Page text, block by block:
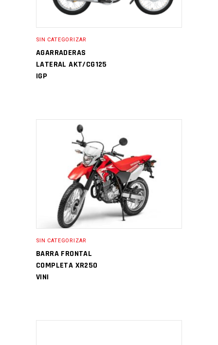
SIN CATEGORIZAR
AGARRADERAS
LATERAL AKT/CG125
IGP
SIN CATEGORIZAR
BARRA FRONTAL
COMPLETA XR250
VINI